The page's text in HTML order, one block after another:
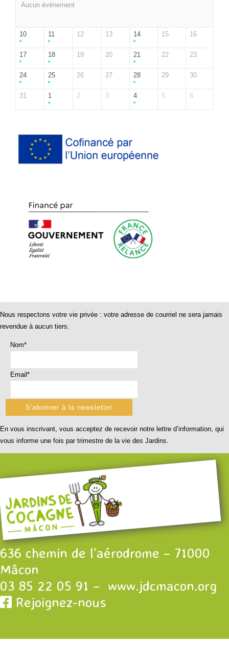
Aucun événement
10 11 12 13 14 15 16
17 18 19 20 21 22 23
24 25 26 27 28 29 30
31 1 2 3 4 5 6
Nous respectons votre vie privée : votre adresse de courriel ne sera jamais
revendue à aucun tiers.
Nom*
Email*
En vous inscrivant, vous acceptez de recevoir notre lettre d’information, qui
vous informe une fois par trimestre de la vie des Jardins.
636 chemin de l’aérodrome – 71000
Mâcon
03 85 22 05 91 – www.jdcmacon.org
Rejoignez-nous